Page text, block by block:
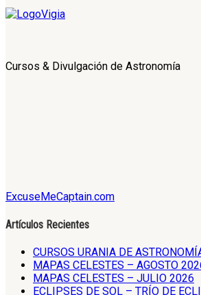
Cursos & Divulgación de Astronomía
ExcuseMeCaptain.com
Artículos Recientes
CURSOS URANIA DE
MAPAS CELESTES – AGOSTO
MAPAS CELESTES – JULIO 2026
ECLIPSES DE SOL – TRÍO DE